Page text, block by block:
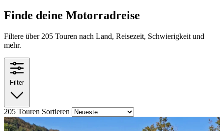
Finde deine Motorradreise
Filtere über 205 Touren nach Land, Reisezeit, Schwierigkeit und
mehr.
Filter
205 Touren Sortieren